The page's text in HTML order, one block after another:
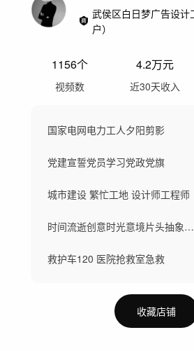
武侯区白日梦广告设计
户）
1156个
视频数
4.2万元
近30天收入
国家电网电力工人夕阳剪影
党建宣誓党员学习党政党旗
城市建设 繁忙工地 设计师工程师
时间流逝创意时光意境片头抽象意境意象
救护车120 医院抢救室急救
收藏店铺